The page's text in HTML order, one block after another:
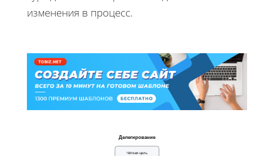
изменения в процесс.
Делегирование
Чёткая цель